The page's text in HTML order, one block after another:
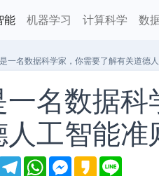
能 机器学习 计算科学 数
一名数据科学家，你需要了解有关道德
名数据
工智能准
T W M K